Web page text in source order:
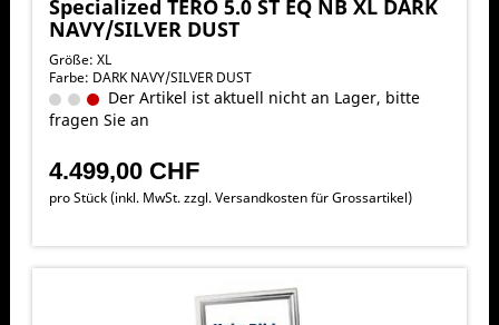
Specialized TERO 5.0 ST EQ NB XL DARK
NAVY/SILVER DUST
Größe: XL
Farbe: DARK NAVY/SILVER DUST
Der Artikel ist aktuell nicht an Lager, bitte
fragen Sie an
4.499,00 CHF
pro Stück (inkl. MwSt. zzgl.Versandkosten für Grossartikel)